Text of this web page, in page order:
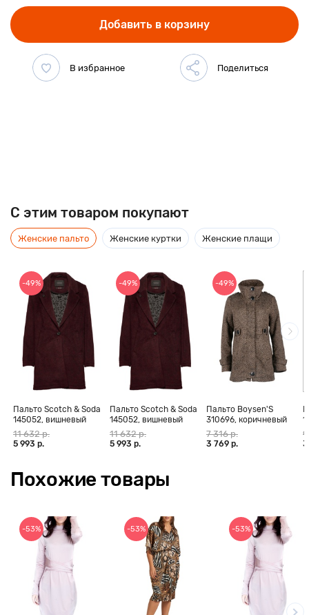
Добавить в корзину
C этим товаром покупают
Женские пальто Женские куртки Женские плащи
-49%
Пальто Scotch & Soda
145052, вишневый
11 632 р.
5 993 р.
-49%
Пальто Scotch & Soda
145052, вишневый
11 632 р.
5 993 р.
-49%
Пальто Boysen'S
310696, коричневый
меланж
7 316 р.
3 769 р.
Похожие товары
-53% -53% -53%